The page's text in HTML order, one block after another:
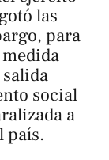
las
para
social
a
país.